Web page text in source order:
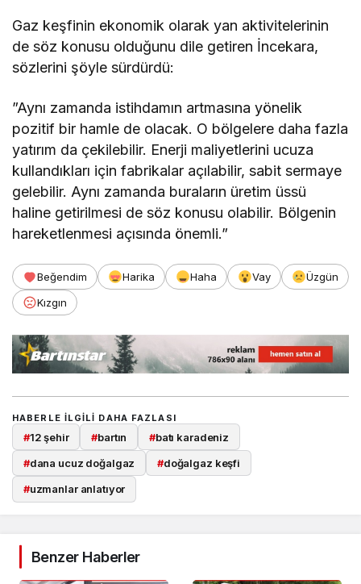
Gaz keşfinin ekonomik olarak yan aktivitelerinin
de söz konusu olduğunu dile getiren İncekara,
sözlerini şöyle sürdürdü:
”Aynı zamanda istihdamın artmasına yönelik
pozitif bir hamle de olacak. O bölgelere daha fazla
yatırım da çekilebilir. Enerji maliyetlerini ucuza
kullandıkları için fabrikalar açılabilir, sabit sermaye
gelebilir. Aynı zamanda buraların üretim üssü
haline getirilmesi de söz konusu olabilir. Bölgenin
hareketlenmesi açısında önemli.”
Beğendim Harika Haha Vay
Üzgün
Kızgın
HABERLE ILGILI DAHA FAZLASI
#12 şehir #bartın #batı karadeniz
#dana ucuz doğalgaz #doğalgaz keşfi
#uzmanlar anlatıyor
Benzer Haberler